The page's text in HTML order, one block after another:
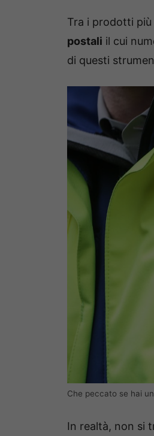
Tra i prodotti
postali il cui
di questi
Che peccato se hai
In realtà, non si